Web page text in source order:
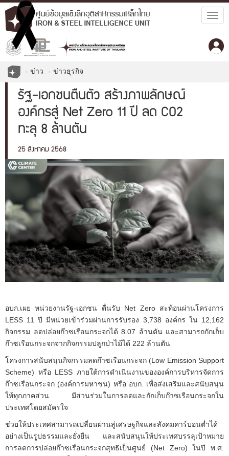
ข่าว ข่าวธุรกิจ
รัฐ-เอกชนตื่นตัว สร้างภาพลักษณ์
องค์กรสู่ Net Zero 11 ปี ลด CO2
ทะลุ 8 ล้านตัน
25 สิงหาคม 2568
อบก.เผย หน่วยงานรัฐ-เอกชน ตื่นรับ Net Zero สะท้อนผ่านโครงการ
LESS 11 ปี มีหน่วยเข้าร่วมผ่านการรับรอง 3,738 องค์กร ใน 12,162
กิจกรรม ลดปล่อยก๊าซเรือนกระจกได้ 8.07 ล้านตัน และสามารถกักเก็บ
ก๊าซเรือนกระจกจากกิจกรรมปลูกป่าไม้ได้ 222 ล้านตัน
โครงการสนับสนุนกิจกรรมลดก๊าซเรือนกระจก (Low Emission Support
Scheme) หรือ LESS ภายใต้การดำเนินงานขององค์การบริหารจัดการ
ก๊าซเรือนกระจก (องค์การมหาชน) หรือ อบก. เพื่อส่งเสริมและสนับสนุน
ให้ทุกภาคส่วน มีส่วนร่วมในการลดและกักเก็บก๊าซเรือนกระจกใน
ประเทศโดยสมัครใจ
ช่วยให้ประเทศสามารถเปลี่ยนผ่านสู่เศรษฐกิจและสังคมคาร์บอนตํ่าได้
อย่างเป็นรูปธรรมและยั่งยืน และสนับสนุนให้ประเทศบรรลุเป้าหมาย
การลดการปล่อยก๊าซเรือนกระจกสุทธิเป็นศูนย์ (Net Zero) ในปี พ.ศ.